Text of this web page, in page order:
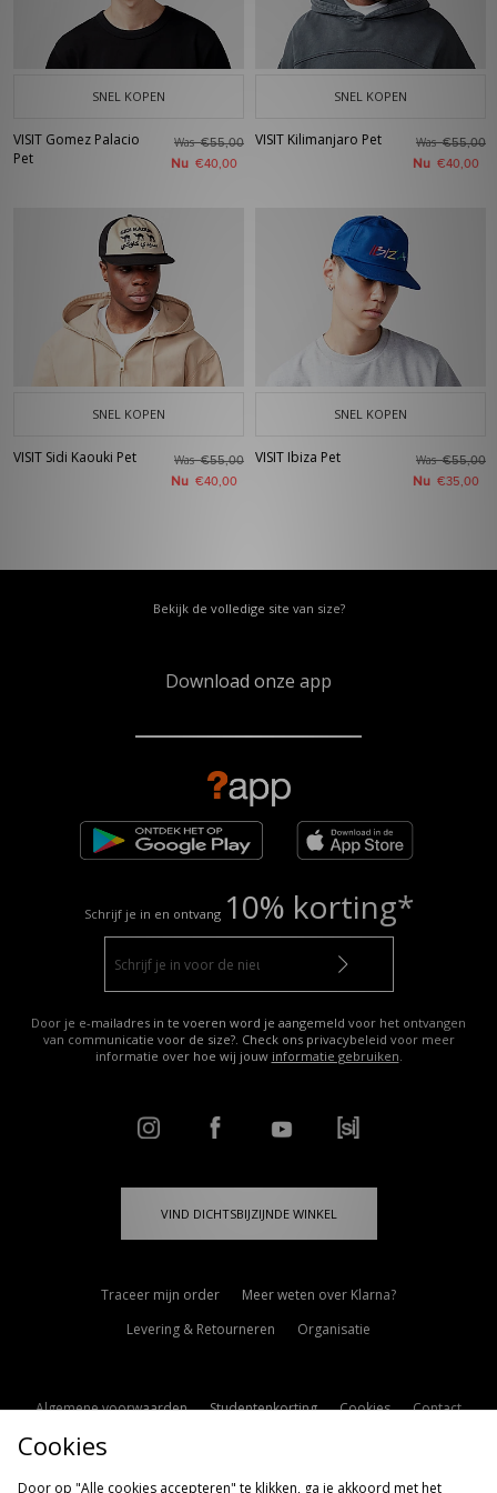
SNEL KOPEN
VISIT Gomez Palacio
Pet
Was€55,00
Nu €40,00
SNEL KOPEN
VISIT Kilimanjaro Pet Was€55,00
Nu €40,00
SNEL KOPEN
VISIT Sidi Kaouki Pet Was€55,00
Nu €40,00
SNEL KOPEN
VISIT Ibiza Pet Was€55,00
Nu €35,00
Bekijk de volledige site van size?
Download onze app
Schrijf je in en ontvang 10% korting*
Door je e-mailadres in te voeren word je aangemeld voor het ontvangen
van communicatie voor de size?. Check ons privacybeleid voor meer
informatie over hoe wij jouw informatie gebruiken.
VIND DICHTSBIJZIJNDE WINKEL
Traceer mijn order
Meer weten over Klarna?
Levering & Retourneren
Organisatie
Algemene voorwaarden Studentenkorting Cookies
Contact
Cookie Instellingen
Cookies
Door op "Alle cookies accepteren" te klikken, ga je akkoord met het